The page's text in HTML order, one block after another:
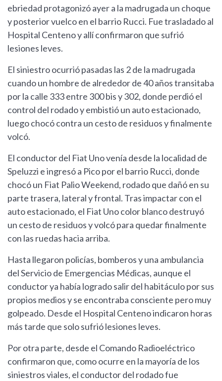
ebriedad protagonizó ayer a la madrugada un choque
y posterior vuelco en el barrio Rucci. Fue trasladado al
Hospital Centeno y allí confirmaron que sufrió
lesiones leves.
El siniestro ocurrió pasadas las 2 de la madrugada
cuando un hombre de alrededor de 40 años transitaba
por la calle 333 entre 300 bis y 302, donde perdió el
control del rodado y embistió un auto estacionado,
luego chocó contra un cesto de residuos y finalmente
volcó.
El conductor del Fiat Uno venía desde la localidad de
Speluzzi e ingresó a Pico por el barrio Rucci, donde
chocó un Fiat Palio Weekend, rodado que dañó en su
parte trasera, lateral y frontal. Tras impactar con el
auto estacionado, el Fiat Uno color blanco destruyó
un cesto de residuos y volcó para quedar finalmente
con las ruedas hacia arriba.
Hasta llegaron policías, bomberos y una ambulancia
del Servicio de Emergencias Médicas, aunque el
conductor ya había logrado salir del habitáculo por sus
propios medios y se encontraba consciente pero muy
golpeado. Desde el Hospital Centeno indicaron horas
más tarde que solo sufrió lesiones leves.
Por otra parte, desde el Comando Radioeléctrico
confirmaron que, como ocurre en la mayoría de los
siniestros viales, el conductor del rodado fue